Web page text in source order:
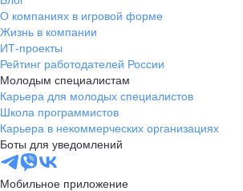
О компаниях в игровой форме
Жизнь в компании
ИТ-проекты
Рейтинг работодателей России
Молодым специалистам
Карьера для молодых специалистов
Школа программистов
Карьера в некоммерческих организациях
Боты для уведомлений
Мобильное приложение